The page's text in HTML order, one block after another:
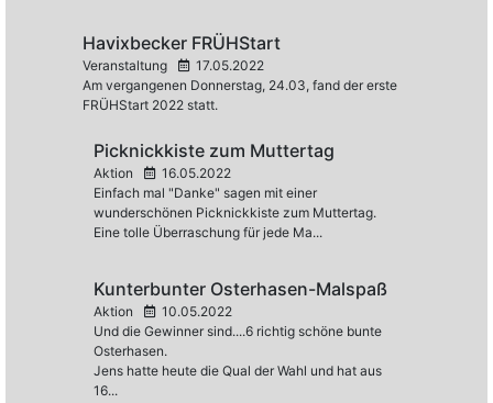
Havixbecker FRÜHStart
Veranstaltung
17.05.2022
Am vergangenen Donnerstag, 24.03, fand der erste
FRÜHStart 2022 statt.
Picknickkiste zum Muttertag
Aktion
16.05.2022
Einfach mal "Danke" sagen mit einer
wunderschönen Picknickkiste zum Muttertag.
Eine tolle Überraschung für jede Ma...
Kunterbunter Osterhasen-Malspaß
Aktion
10.05.2022
Und die Gewinner sind....6 richtig schöne bunte
Osterhasen.
Jens hatte heute die Qual der Wahl und hat aus
16...